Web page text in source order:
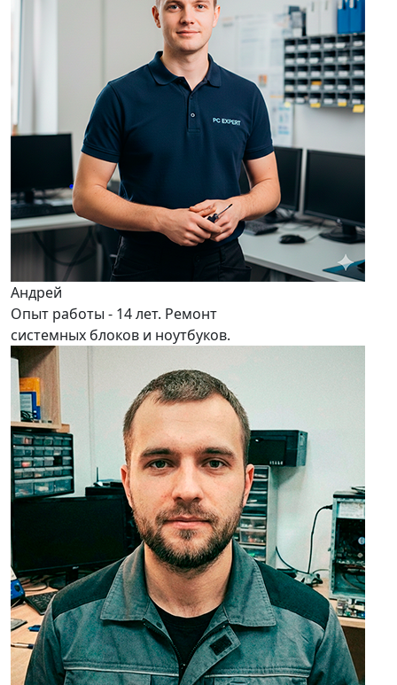
Андрей
Опыт работы - 14 лет. Ремонт
системных блоков и ноутбуков.